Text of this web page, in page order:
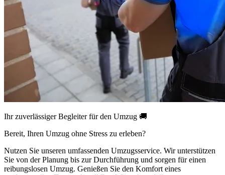
Ihr zuverlässiger Begleiter für den Umzug 🚚
Bereit, Ihren Umzug ohne Stress zu erleben?
Nutzen Sie unseren umfassenden Umzugsservice. Wir unterstützen
Sie von der Planung bis zur Durchführung und sorgen für einen
reibungslosen Umzug. Genießen Sie den Komfort eines